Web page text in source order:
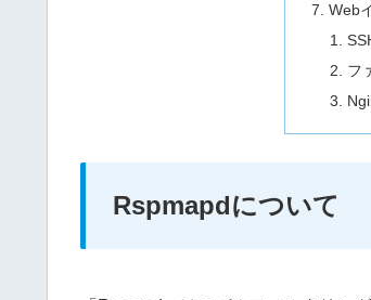
Web
フ
Rspmapdについて